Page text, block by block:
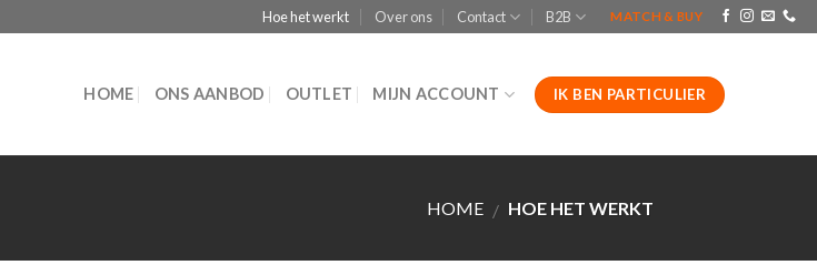
Hoe het werkt Over ons Contact B2B MATCH & BUY
HOME ONS AANBOD OUTLET MIJN ACCOUNT IK BEN PARTICULIER
HOME / HOE HET WERKT